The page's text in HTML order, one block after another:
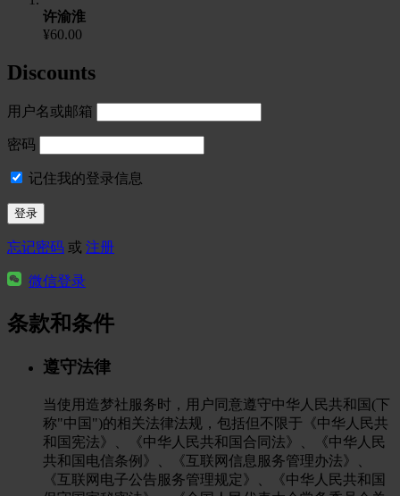
许渝淮
¥60.00
Discounts
用户名或邮箱
密码
记住我的登录信息
忘记密码 或 注册
微信登录
条款和条件
遵守法律
当使用造梦社服务时，用户同意遵守中华人民共和国(下
称"中国")的相关法律法规，包括但不限于《中华人民共
和国宪法》、《中华人民共和国合同法》、《中华人民
共和国电信条例》、《互联网信息服务管理办法》、
《互联网电子公告服务管理规定》、《中华人民共和国